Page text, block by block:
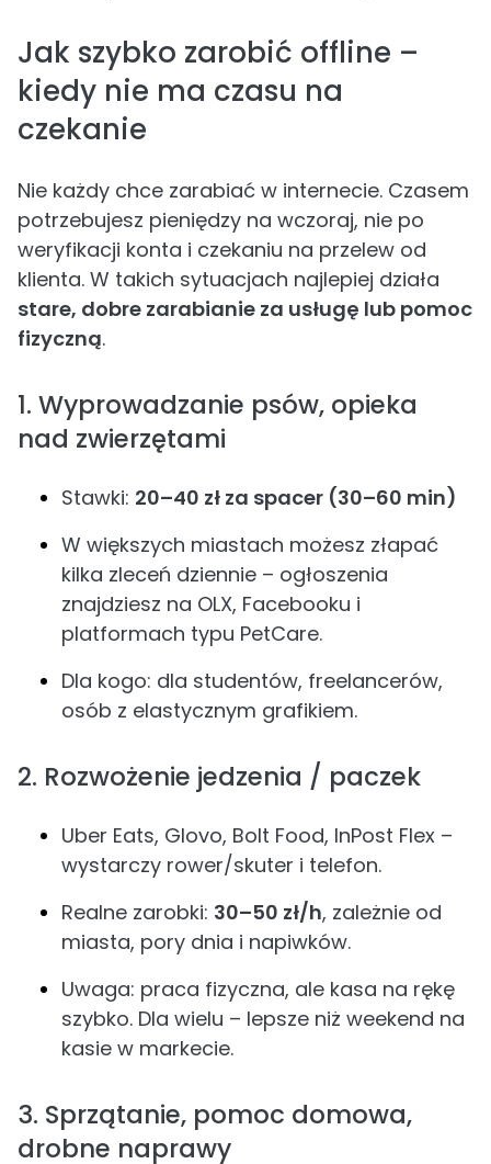
Jak szybko zarobić offline –
kiedy nie ma czasu na
czekanie
Nie każdy chce zarabiać w internecie. Czasem
potrzebujesz pieniędzy na wczoraj, nie po
weryfikacji konta i czekaniu na przelew od
klienta. W takich sytuacjach najlepiej działa
stare, dobre zarabianie za usługę lub pomoc
fizyczną.
1. Wyprowadzanie psów, opieka
nad zwierzętami
Stawki: 20–40 zł za spacer (30–60 min)
W większych miastach możesz złapać
kilka zleceń dziennie – ogłoszenia
znajdziesz na OLX, Facebooku i
platformach typu PetCare.
Dla kogo: dla studentów, freelancerów,
osób z elastycznym grafikiem.
2. Rozwożenie jedzenia / paczek
Uber Eats, Glovo, Bolt Food, InPost Flex –
wystarczy rower/skuter i telefon.
Realne zarobki: 30–50 zł/h, zależnie od
miasta, pory dnia i napiwków.
Uwaga: praca fizyczna, ale kasa na rękę
szybko. Dla wielu – lepsze niż weekend na
kasie w markecie.
3. Sprzątanie, pomoc domowa,
drobne naprawy